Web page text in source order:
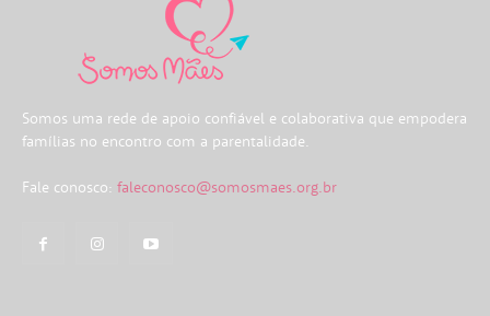
Somos uma rede de apoio confiável e colaborativa que empodera
famílias no encontro com a parentalidade.
Fale conosco: faleconosco@somosmaes.org.br